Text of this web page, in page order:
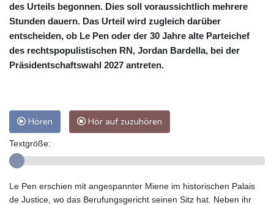
des Urteils begonnen. Dies soll voraussichtlich mehrere
Stunden dauern. Das Urteil wird zugleich darüber
entscheiden, ob Le Pen oder der 30 Jahre alte Parteichef
des rechtspopulistischen RN, Jordan Bardella, bei der
Präsidentschaftswahl 2027 antreten.
Hören Hör auf zuzuhören
Textgröße:
Le Pen erschien mit angespannter Miene im historischen Palais
de Justice, wo das Berufungsgericht seinen Sitz hat. Neben ihr